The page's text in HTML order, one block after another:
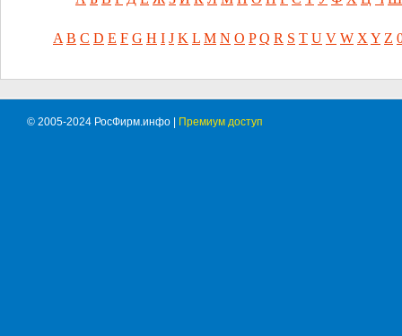
A B C D E F G H I J K L M N O P Q R S T U V W X Y Z
© 2005-2024 РосФирм.инфо | Премиум доступ